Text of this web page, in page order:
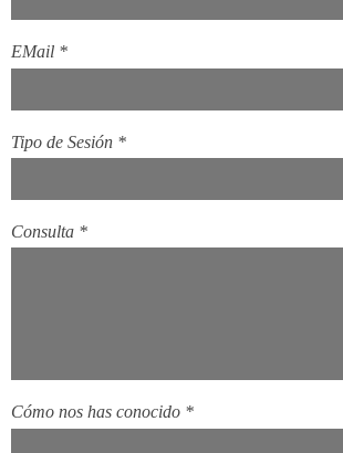
EMail *
Tipo de Sesión *
Consulta *
Cómo nos has conocido *